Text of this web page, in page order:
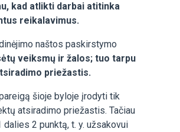
kad atlikti darbai atitinka
reikalavimus.
naštos paskirstymo
veiksmų ir žalos; tuo tarpu
priežastis.
šioje byloje įrodyti tik
atsiradimo priežastis. Tačiau
2 punktą, t. y. užsakovui